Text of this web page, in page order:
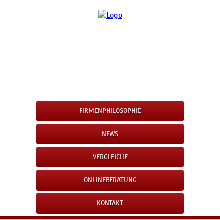
FIRMENPHILOSOPHIE
NEWS
VERGLEICHE
ONLINEBERATUNG
KONTAKT